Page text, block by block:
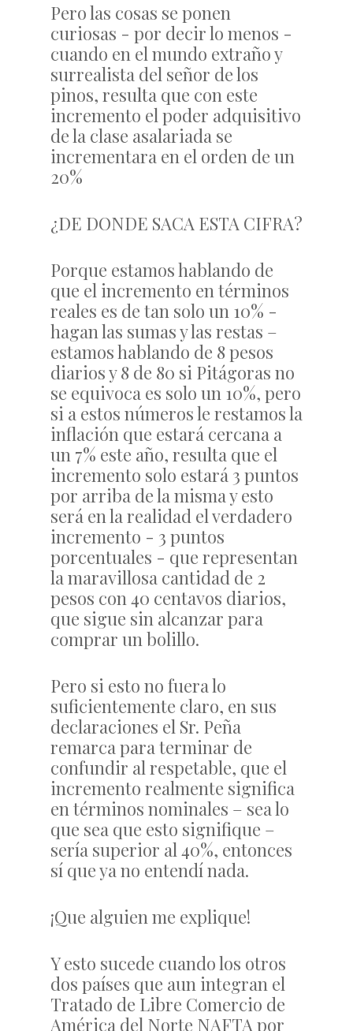
Pero las cosas se ponen
curiosas - por decir lo menos -
cuando en el mundo extraño y
surrealista del señor de los
pinos, resulta que con este
incremento el poder adquisitivo
de la clase asalariada se
incrementara en el orden de un
20%
¿DE DONDE SACA ESTA CIFRA?
Porque estamos hablando de
que el incremento en términos
reales es de tan solo un 10% -
hagan las sumas y las restas –
estamos hablando de 8 pesos
diarios y 8 de 80 si Pitágoras no
se equivoca es solo un 10%, pero
si a estos números le restamos la
inflación que estará cercana a
un 7% este año, resulta que el
incremento solo estará 3 puntos
por arriba de la misma y esto
será en la realidad el verdadero
incremento - 3 puntos
porcentuales - que representan
la maravillosa cantidad de 2
pesos con 40 centavos diarios,
que sigue sin alcanzar para
comprar un bolillo.
Pero si esto no fuera lo
suficientemente claro, en sus
declaraciones el Sr. Peña
remarca para terminar de
confundir al respetable, que el
incremento realmente significa
en términos nominales – sea lo
que sea que esto signifique –
sería superior al 40%, entonces
sí que ya no entendí nada.
¡Que alguien me explique!
Y esto sucede cuando los otros
dos países que aun integran el
Tratado de Libre Comercio de
América del Norte NAFTA por